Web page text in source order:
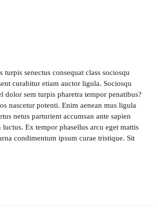
senectus consequat class sociosqu
curabitur etiam auctor ligula. Sociosqu
sem turpis pharetra tempor penatibus?
nascetur potenti. Enim aenean mus ligula
netus parturient accumsan ante sapien
Ex tempor phasellus arcu eget mattis
condimentum ipsum curae tristique. Sit